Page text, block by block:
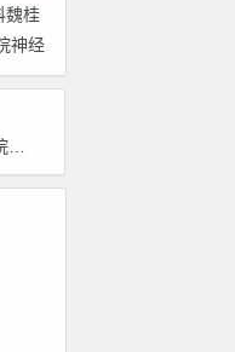
魏桂
神经
汉协
上
科
间